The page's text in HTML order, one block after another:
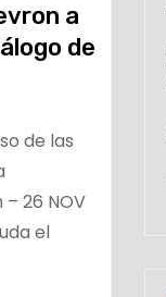
a
de
de las
– 26 NOV
el